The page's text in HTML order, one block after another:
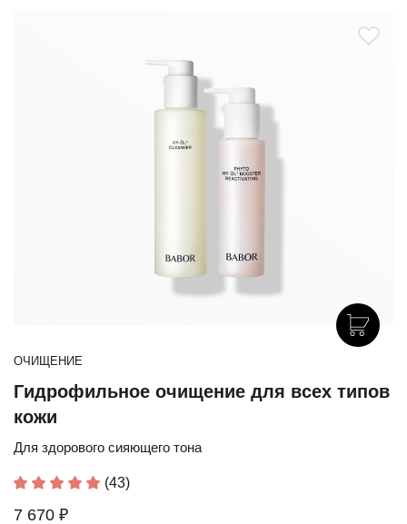
ОЧИЩЕНИЕ
Гидрофильное очищение для всех типов
кожи
Для здорового сияющего тона
(43)
7 670 ₽